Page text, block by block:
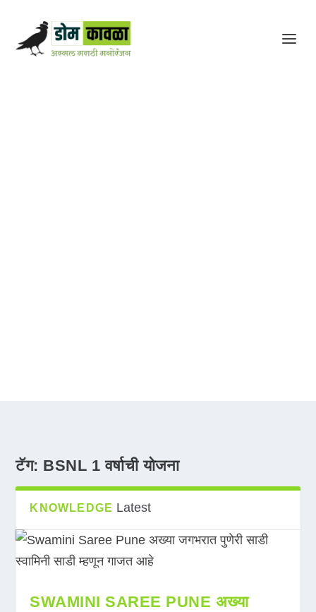
टॅग: BSNL 1 वर्षाची योजना
KNOWLEDGE Latest
SWAMINI SAREE PUNE अख्या